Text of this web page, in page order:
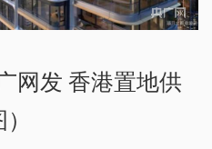
网发 香港置地供